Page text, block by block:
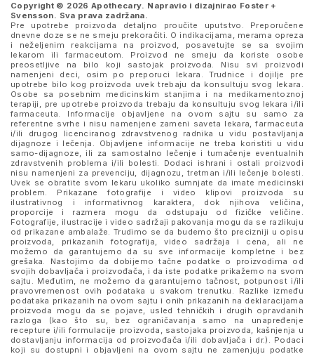
Copyright © 2026 Apothecary. Napravio i dizajnirao Foster +
Svensson. Sva prava zadržana.
Pre upotrebe proizvoda detaljno proučite uputstvo. Preporučene
dnevne doze se ne smeju prekoračiti. O indikacijama, merama opreza
i neželjenim reakcijama na proizvod, posavetujte se sa svojim
lekarom ili farmaceutom. Proizvod ne smeju da koriste osobe
preosetljive na bilo koji sastojak proizvoda. Nisu svi proizvodi
namenjeni deci, osim po preporuci lekara. Trudnice i dojilje pre
upotrebe bilo kog proizvoda uvek trebaju da konsultuju svog lekara.
Osobe sa posebnim medicinskim stanjima i na medikamentoznoj
terapiji, pre upotrebe proizvoda trebaju da konsultuju svog lekara i/ili
farmaceuta. Informacije objavljene na ovom sajtu su samo za
referentne svrhe i nisu namenjene zameni saveta lekara, farmaceuta
i/ili drugog licenciranog zdravstvenog radnika u vidu postavljanja
dijagnoze i lečenja. Objavljene informacije ne treba koristiti u vidu
samo-dijagnoze, ili za samostalno lečenje i tumačenje eventualnih
zdravstvenih problema i/ili bolesti. Dodaci ishrani i ostali proizvodi
nisu namenjeni za prevenciju, dijagnozu, tretman i/ili lečenje bolesti.
Uvek se obratite svom lekaru ukoliko sumnjate da imate medicinski
problem. Prikazane fotografije i video klipovi proizvoda su
ilustrativnog i informativnog karaktera, dok njihova veličina,
proporcije i razmera mogu da odstupaju od fizičke veličine.
Fotografije, ilustracije i video sadržaji pakovanja mogu da se razlikuju
od prikazane ambalaže. Trudimo se da budemo što precizniji u opisu
proizvoda, prikazanih fotografija, video sadržaja i cena, ali ne
možemo da garantujemo da su sve informacije kompletne i bez
grešaka. Nastojimo da dobijemo tačne podatke o proizvodima od
svojih dobavljača i proizvođača, i da iste podatke prikažemo na svom
sajtu. Međutim, ne možemo da garantujemo tačnost, potpunost i/ili
pravovremenost ovih podataka u svakom trenutku. Razlike između
podataka prikazanih na ovom sajtu i onih prikazanih na deklaracijama
proizvoda mogu da se pojave, usled tehničkih i drugih opravdanih
razloga (kao što su, bez ograničavanja samo na unapređenje
recepture i/ili formulacije proizvoda, sastojaka proizvoda, kašnjenja u
dostavljanju informacija od proizvođača i/ili dobavljača i dr.). Podaci
koji su dostupni i objavljeni na ovom sajtu ne zamenjuju podatke